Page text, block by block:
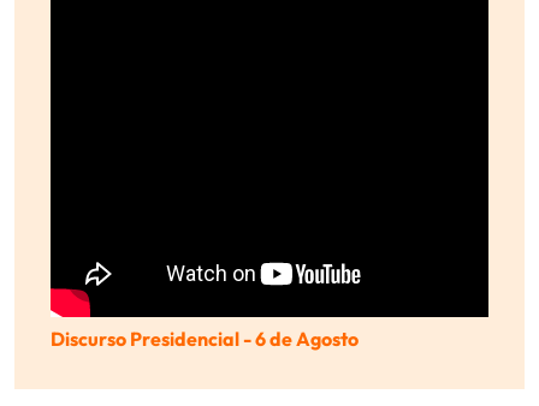
Discurso Presidencial - 6 de Agosto